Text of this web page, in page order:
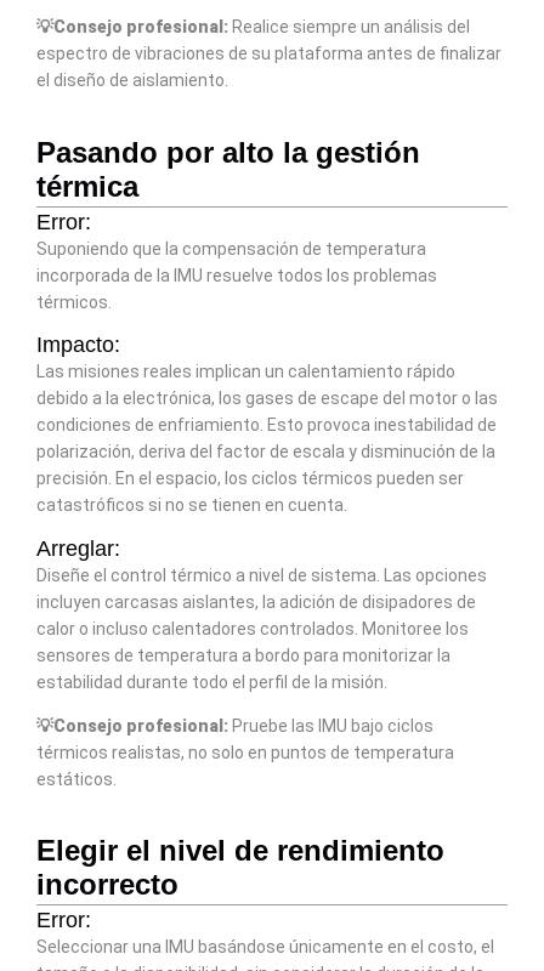
💡Consejo profesional: Realice siempre un análisis del
espectro de vibraciones de su plataforma antes de finalizar
el diseño de aislamiento.
Pasando por alto la gestión
térmica
Error:
Suponiendo que la compensación de temperatura
incorporada de la IMU resuelve todos los problemas
térmicos.
Impacto:
Las misiones reales implican un calentamiento rápido
debido a la electrónica, los gases de escape del motor o las
condiciones de enfriamiento. Esto provoca inestabilidad de
polarización, deriva del factor de escala y disminución de la
precisión. En el espacio, los ciclos térmicos pueden ser
catastróficos si no se tienen en cuenta.
Arreglar:
Diseñe el control térmico a nivel de sistema. Las opciones
incluyen carcasas aislantes, la adición de disipadores de
calor o incluso calentadores controlados. Monitoree los
sensores de temperatura a bordo para monitorizar la
estabilidad durante todo el perfil de la misión.
💡Consejo profesional: Pruebe las IMU bajo ciclos
térmicos realistas, no solo en puntos de temperatura
estáticos.
Elegir el nivel de rendimiento
incorrecto
Error:
Seleccionar una IMU basándose únicamente en el costo, el